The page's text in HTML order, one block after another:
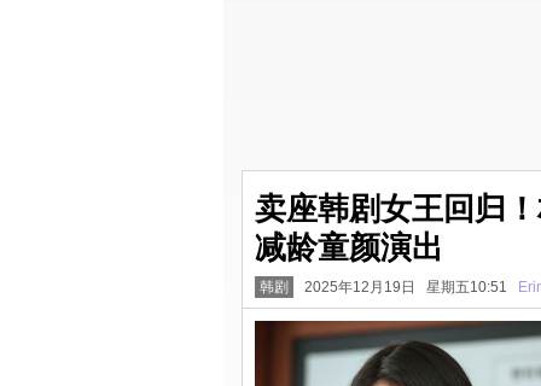
卖座韩剧女王回归
减龄童颜演出
韩剧 2025年12月19日 星期五10:51